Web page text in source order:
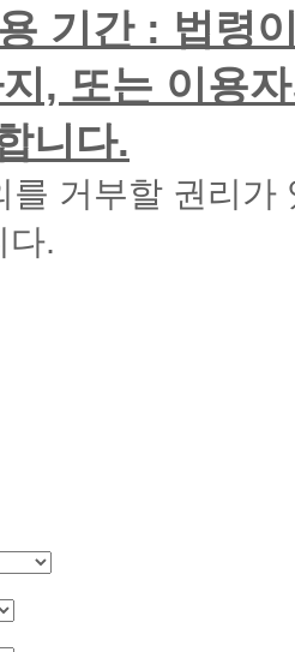
기간 : 법령
, 또는 이용
니다.
를 거부할 권리
다.